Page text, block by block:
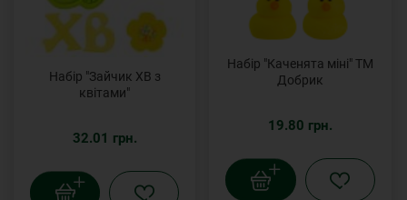
Набір "Зайчик ХВ з
квітами"
32.01 грн.
Набір "Каченята міні" ТМ
Добрик
19.80 грн.